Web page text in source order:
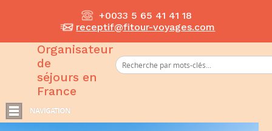
+0033 5 65 41 41 18
receptif@fitour-voyages.com
Organisateur
de
séjours en
France
NAVIGATION